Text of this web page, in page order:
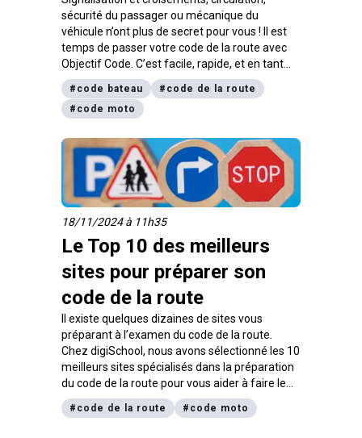
sécurité du passager ou mécanique du
véhicule n’ont plus de secret pour vous ! Il est
temps de passer votre code de la route avec
Objectif Code. C’est facile, rapide, et en tant
que candidat libre, vous bénéficiez d’un tarif
très attractif de 30€. On vous explique la
marche à suivre !
# code bateau # code de la route
# code moto
18/11/2024 à 11h35
Le Top 10 des meilleurs
sites pour préparer son
code de la route
Il existe quelques dizaines de sites vous
préparant à l’examen du code de la route.
Chez digiSchool, nous avons sélectionné les 10
meilleurs sites spécialisés dans la préparation
du code de la route pour vous aider à faire le
meilleur choix.
# code de la route # code moto